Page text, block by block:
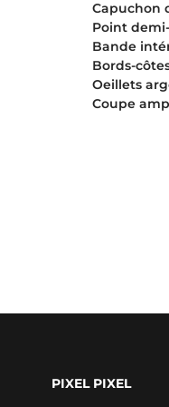
Capuchon
Point
Bande
Bords-
Oeillets
Coupe
PIXEL PIXEL